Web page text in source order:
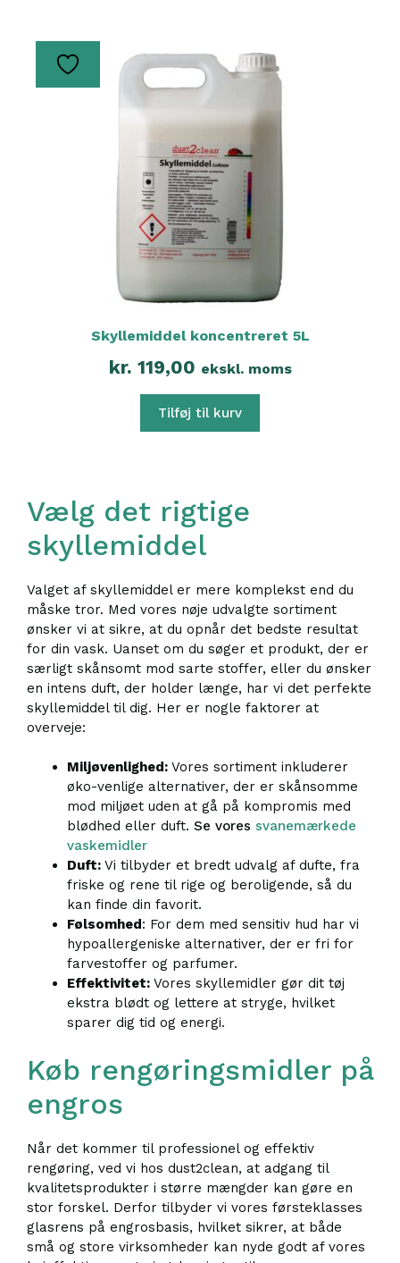
Skyllemiddel koncentreret 5L
kr. 119,00 ekskl. moms
Tilføj til kurv
Vælg det rigtige
skyllemiddel
Valget af skyllemiddel er mere komplekst end du
måske tror. Med vores nøje udvalgte sortiment
ønsker vi at sikre, at du opnår det bedste resultat
for din vask. Uanset om du søger et produkt, der er
særligt skånsomt mod sarte stoffer, eller du ønsker
en intens duft, der holder længe, har vi det perfekte
skyllemiddel til dig. Her er nogle faktorer at
overveje:
Miljøvenlighed: Vores sortiment inkluderer
øko-venlige alternativer, der er skånsomme
mod miljøet uden at gå på kompromis med
blødhed eller duft. Se vores svanemærkede
vaskemidler
Duft: Vi tilbyder et bredt udvalg af dufte, fra
friske og rene til rige og beroligende, så du
kan finde din favorit.
Følsomhed: For dem med sensitiv hud har vi
hypoallergeniske alternativer, der er fri for
farvestoffer og parfumer.
Effektivitet: Vores skyllemidler gør dit tøj
ekstra blødt og lettere at stryge, hvilket
sparer dig tid og energi.
Køb rengøringsmidler på
engros
Når det kommer til professionel og effektiv
rengøring, ved vi hos dust2clean, at adgang til
kvalitetsprodukter i større mængder kan gøre en
stor forskel. Derfor tilbyder vi vores førsteklasses
glasrens på engrosbasis, hvilket sikrer, at både
små og store virksomheder kan nyde godt af vores